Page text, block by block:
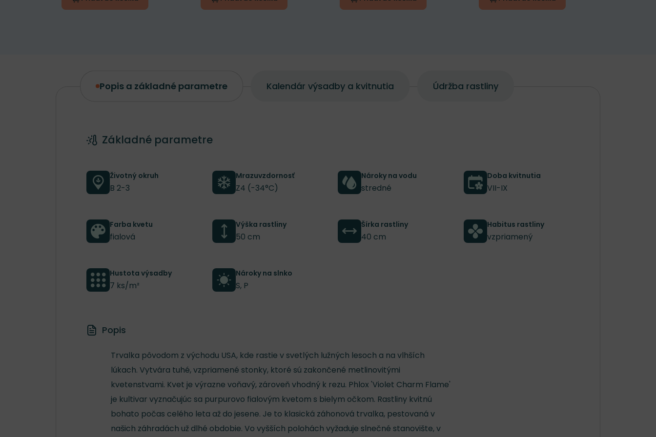
Popis a základné parametre Kalendár výsadby a kvitnutia Údržba rastliny
Popis a základné parametre
Základné parametre
Životný okruh
B 2-3
Mrazuvzdornosť
Z4 (-34°C)
Nároky na vodu
stredné
Doba kvitnutia
VII-IX
Farba kvetu
fialová
Výška rastliny
50 cm
Šírka rastliny
40 cm
Habitus rastliny
vzpriamený
Hustota výsadby
7 ks/m²
Nároky na slnko
S, P
Popis
Trvalka pôvodom z východu USA, kde rastie v svetlých lužných lesoch a na vlhších
lúkach. Vytvára tuhé, vzpriamené stonky, ktoré sú zakončené metlinovitými
kvetenstvami. Kvet je výrazne voňavý, zároveň vhodný k rezu. Phlox 'Violet Charm Flame'
je kultivar vyznačujúc sa purpurovo fialovým kvetom s bielym očkom. Rastliny kvitnú
bohato počas celého leta až do jesene. Je to klasická záhonová trvalka, pestovaná v
našich záhradách už dlhé obdobie. Vo vyšších polohách vyžaduje slnečné stanovište, v